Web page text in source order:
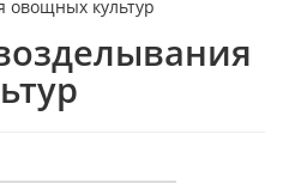
овощных культур